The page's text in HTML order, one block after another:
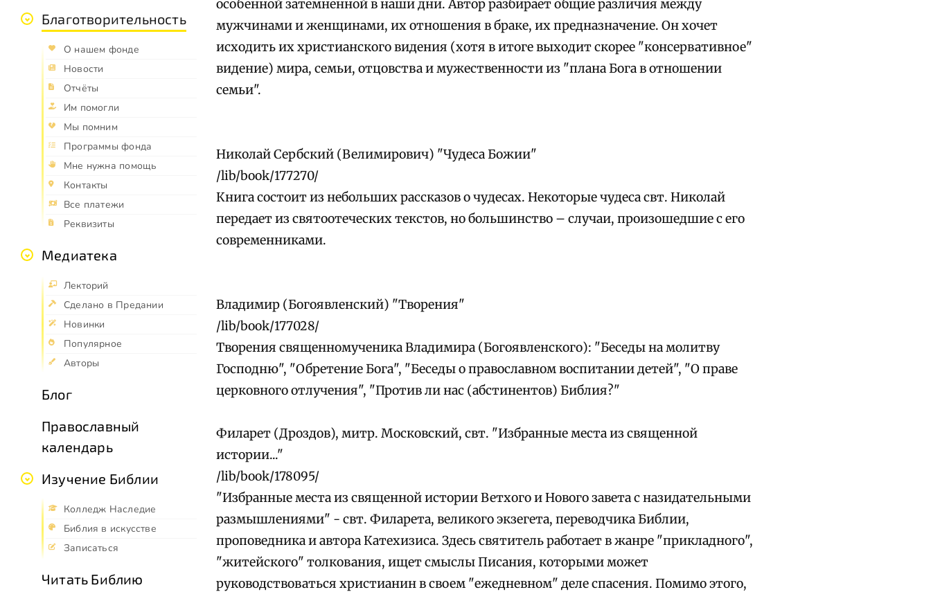
Благотворительность
О нашем фонде
Новости
Отчёты
Им помогли
Мы помним
Программы фонда
Мне нужна помощь
Контакты
Все платежи
Реквизиты
Медиатека
Лекторий
Сделано в Предании
Новинки
Популярное
Авторы
Блог
Православный
календарь
Изучение Библии
Колледж Наследие
Библия в искусстве
Записаться
Читать Библию
особенной затемненной в наши дни. Автор разбирает общие различия между
мужчинами и женщинами, их отношения в браке, их предназначение. Он хочет
исходить их христианского видения (хотя в итоге выходит скорее "консервативное"
видение) мира, семьи, отцовства и мужественности из "плана Бога в отношении
семьи".
Николай Сербский (Велимирович) "Чудеса Божии"
/lib/book/177270/
Книга состоит из небольших рассказов о чудесах. Некоторые чудеса свт. Николай
передает из святоотеческих текстов, но большинство – случаи, произошедшие с его
современниками.
Владимир (Богоявленский) "Творения"
/lib/book/177028/
Творения священномученика Владимира (Богоявленского): "Беседы на молитву
Господню", "Обретение Бога", "Беседы о православном воспитании детей", "О праве
церковного отлучения", "Против ли нас (абстинентов) Библия?"
Филарет (Дроздов), митр. Московский, свт. "Избранные места из священной
истории..."
/lib/book/178095/
"Избранные места из священной истории Ветхого и Нового завета с назидательными
размышлениями" - свт. Филарета, великого экзегета, переводчика Библии,
проповедника и автора Катехизиса. Здесь святитель работает в жанре "прикладного",
"житейского" толкования, ищет смыслы Писания, которыми может
руководствоваться христианин в своем "ежедневном" деле спасения. Помимо этого,